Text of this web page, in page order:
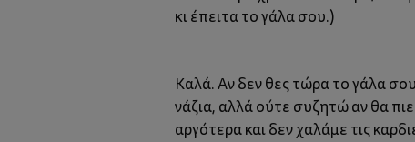
κι έπειτα το γάλα σου.)
Καλά. Αν δεν θες τώρα το γάλα
νάζια, αλλά ούτε συζητώ αν θα
αργότερα και δεν χαλάμε τις